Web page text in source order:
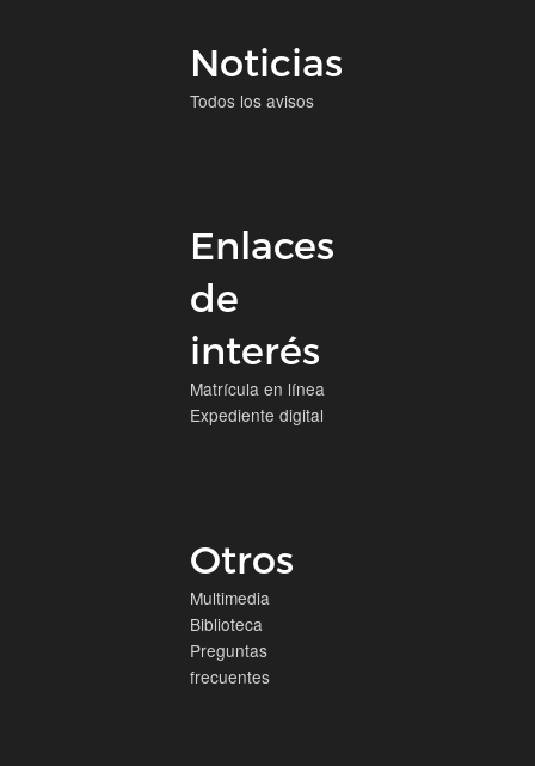
Noticias
Todos los avisos
Enlaces
de
interés
Matrícula en línea
Expediente digital
Otros
Multimedia
Biblioteca
Preguntas
frecuentes